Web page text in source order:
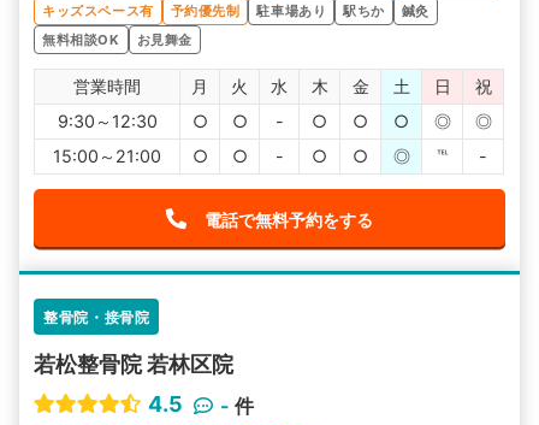
キッズスペース有
予約優先制 駐車場あり 駅ちか
鍼灸
無料相談OK
お見舞金
営業時間 月 火 水 木 金 土 日
祝
9:30～12:30
○ ○ - ○ ○ ○ ◎
◎
15:00～21:00
○ ○ - ○ ○ ◎ ℡ -
電話で無料予約をする
整骨院・接骨院
若松整骨院 若林区院
4.5
- 件